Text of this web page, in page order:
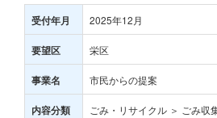
受付年月 2025年12月
要望区 栄区
事業名 市民からの提案
内容分類 ごみ・リサイクル ＞ ごみ収